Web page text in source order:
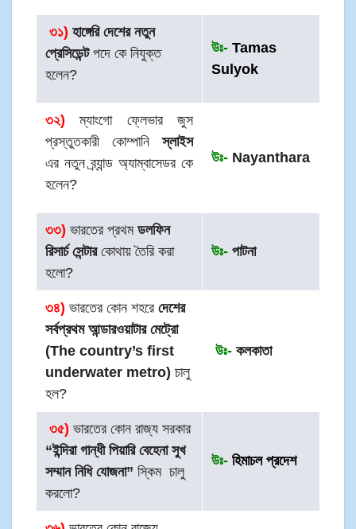
৩১) হাঙ্গেরি দেশের নতুন
প্রেসিডেন্টপদে কে নিযুক্ত
হলেন?
উঃ- Tamas
Sulyok
৩২) ম্যাংগো ফ্লেভার জুস
প্রস্তুতকারী কোম্পানিস্লাইস
এর নতুন ব্র্যান্ড অ্যাম্বাসেডর কে
হলেন?
উঃ- Nayanthara
৩৩) ভারতের প্রথমডলফিন
রিসার্চ সেন্টারকোথায় তৈরি করা
হলো?
উঃ- পাটনা
৩৪) ভারতের কোন শহরেদেশের
সর্বপ্রথম আন্ডারওয়াটার মেট্রো
(The country’s first
underwater metro) চালু
হল?
উঃ- কলকাতা
৩৫) ভারতের কোন রাজ্য সরকার
“ইন্দিরা গান্ধী পিয়ারি বেহেনা সুখ
সম্মান নিধি যোজনা” স্কিম চালু
করলো?
উঃ- হিমাচল প্রদেশ